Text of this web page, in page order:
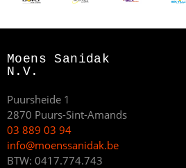
Moens Sanidak
N.V.
Puursheide 1
2870 Puurs-Sint-Amands
03 889 03 94
info@moenssanidak.be
BTW: 0417.774.743